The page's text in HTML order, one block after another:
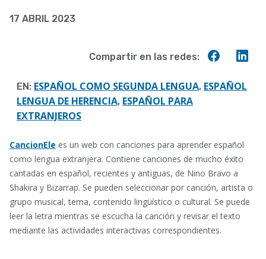
17 ABRIL 2023
Compartir en las redes:
EN: ESPAÑOL COMO SEGUNDA LENGUA, ESPAÑOL
LENGUA DE HERENCIA, ESPAÑOL PARA
EXTRANJEROS
CancionEle es un web con canciones para aprender español
como lengua extranjera. Contiene canciones de mucho éxito
cantadas en español, recientes y antiguas, de Nino Bravo a
Shakira y Bizarrap. Se pueden seleccionar por canción, artista o
grupo musical, tema, contenido lingüístico o cultural. Se puede
leer la letra mientras se escucha la canción y revisar el texto
mediante las actividades interactivas correspondientes.